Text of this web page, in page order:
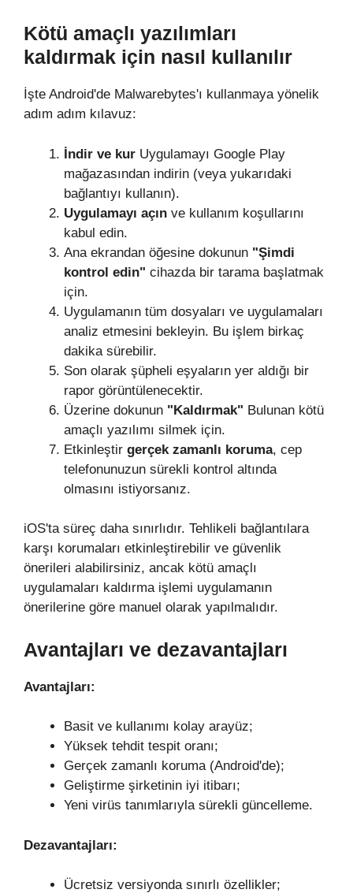
Kötü amaçlı yazılımları
kaldırmak için nasıl kullanılır
İşte Android'de Malwarebytes'ı kullanmaya yönelik
adım adım kılavuz:
İndir ve kur Uygulamayı Google Play
mağazasından indirin (veya yukarıdaki
bağlantıyı kullanın).
Uygulamayı açın ve kullanım koşullarını
kabul edin.
Ana ekrandan öğesine dokunun "Şimdi
kontrol edin" cihazda bir tarama başlatmak
için.
Uygulamanın tüm dosyaları ve uygulamaları
analiz etmesini bekleyin. Bu işlem birkaç
dakika sürebilir.
Son olarak şüpheli eşyaların yer aldığı bir
rapor görüntülenecektir.
Üzerine dokunun "Kaldırmak" Bulunan kötü
amaçlı yazılımı silmek için.
Etkinleştir gerçek zamanlı koruma, cep
telefonunuzun sürekli kontrol altında
olmasını istiyorsanız.
iOS'ta süreç daha sınırlıdır. Tehlikeli bağlantılara
karşı korumaları etkinleştirebilir ve güvenlik
önerileri alabilirsiniz, ancak kötü amaçlı
uygulamaları kaldırma işlemi uygulamanın
önerilerine göre manuel olarak yapılmalıdır.
Avantajları ve dezavantajları
Avantajları:
Basit ve kullanımı kolay arayüz;
Yüksek tehdit tespit oranı;
Gerçek zamanlı koruma (Android'de);
Geliştirme şirketinin iyi itibarı;
Yeni virüs tanımlarıyla sürekli güncelleme.
Dezavantajları:
Ücretsiz versiyonda sınırlı özellikler;